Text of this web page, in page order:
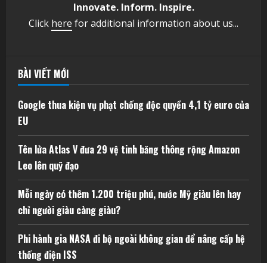
Innovate. Inform. Inspire.
Click here for additional information about us...
BÀI VIẾT MỚI
Google thua kiện vụ phạt chống độc quyền 4,1 tỷ euro của
EU
Tên lửa Atlas V đưa 29 vệ tinh băng thông rộng Amazon
Leo lên quỹ đạo
Mỗi ngày có thêm 1.200 triệu phú, nước Mỹ giàu lên hay
chỉ người giàu càng giàu?
Phi hành gia NASA đi bộ ngoài không gian để nâng cấp hệ
thống điện ISS